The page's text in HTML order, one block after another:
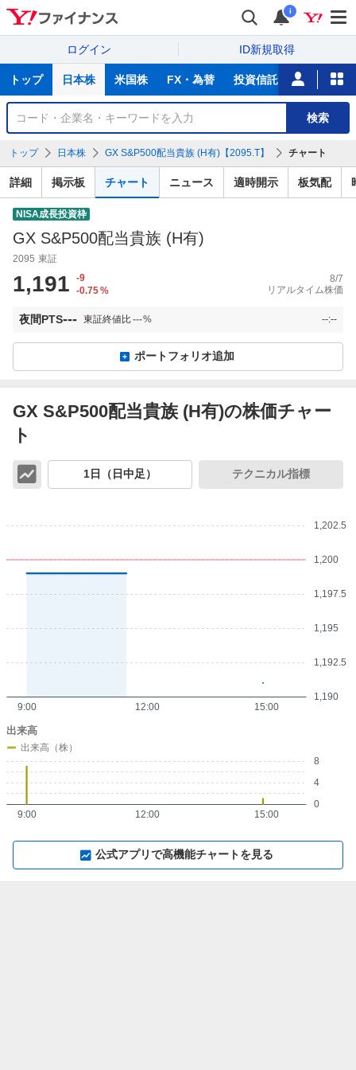
i
ログイン ID新規取得
サ
トップ 日本株 米国株 FX・為替 投資信託 ニュース
銘
検
索
検索
トップ 日本株 GX S&P500配当貴族 (H有)【2095.T】 チャート
詳細 掲示板 チャート ニュース 適時開示 板気配
NISA成長投資枠
GX S&P500配当貴族 (H有)
2095 東証
1,191
-9
-0.75%
8/7
リアルタイム株価
夜間PTS--- 東証終値比---% --:--
ポートフォリオ追加
GX S&P500配当貴族 (H有)の株価チャー
ト
1日（日中足） テクニカル指標
1,190
1,192.5
1,195
1,197.5
1,200
1,202.5
9:00 12:00 15:00
0
4
8
9:00 12:00 15:00
出来高
出来高（株）
公式アプリで高機能チャートを見る